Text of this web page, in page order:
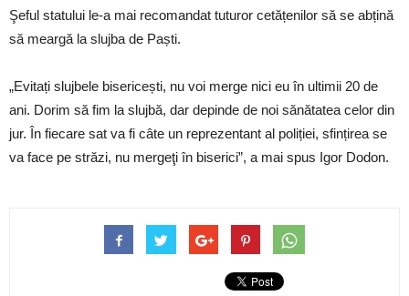
Şeful statului le-a mai recomandat tuturor cetățenilor să se abțină
să meargă la slujba de Paști.
„Evitați slujbele bisericești, nu voi merge nici eu în ultimii 20 de
ani. Dorim să fim la slujbă, dar depinde de noi sănătatea celor din
jur. În fiecare sat va fi câte un reprezentant al poliției, sfințirea se
va face pe străzi, nu mergeţi în biserici”, a mai spus Igor Dodon.